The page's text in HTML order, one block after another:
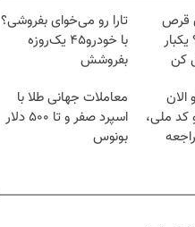
قرص
یکبار
کن
تارا رو می‌خوای بفروشی؟
با خودرو۴۵ یک‌روزه
بفروشش
الان
کد ملی،
معاملات جهانی طلا با
اسپرد صفر و تا ۵۰۰ دلار
بونوس
ورزشی پنج‌شنبه ۱۵ مرداد ۱۴۰۵